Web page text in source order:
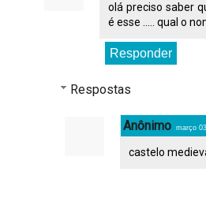
olá preciso saber
é esse ..... qual o
Responder
Respostas
Anônimo março
castelo